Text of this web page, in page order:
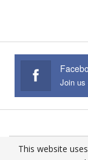
This website